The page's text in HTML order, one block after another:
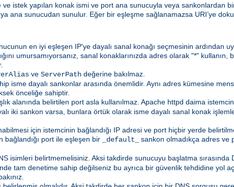
istek yapılan konak ismi ve port ana sunucuyla veya sankonlardan
ana sunucudan sunulur. Eğer bir eşleşme sağlanamazsa URI’ye
en iyi eşleşen IP'ye dayalı sanal konağı seçmesinin ardından
umursamıyorsanız, sanal konaklarınızda adres olarak "*" kullanın,
ve ServerPath değerine bakılmaz.
isme dayalı sankonlar arasında önemlidir. Aynı adres kümesine
önceliğe sahiptir.
alanında belirtilen port asla kullanılmaz. Apache httpd daima
iki sankon varsa, bunlara örtük olarak isme dayalı sanal konak
için istemcinin bağlandığı IP adresi ve port hiçbir yerde
bağlandığı port ile eşleşen bir
_default_
sankon olmadıkça adres ve
isimleri belirtmemelisiniz. Aksi takdirde sunucuyu başlatma sırasında
tam denetime sahip değilseniz bu ayrıca bir güvenlik tehdidine yol